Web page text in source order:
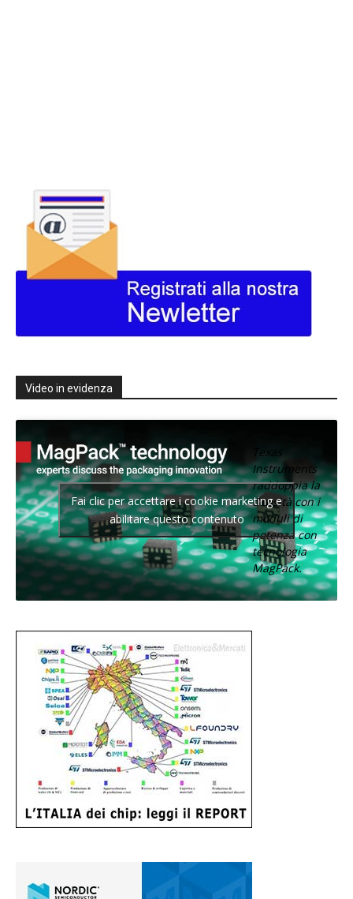
Video in evidenza
Texas
Instruments
raddoppia la
densità con i
moduli di
potenza con
tecnologia
MagPack.
Fai clic per accettare i cookie marketing e
abilitare questo contenuto